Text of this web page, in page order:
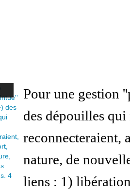
Pour une gestion
des dépouilles qui
reconnecteraient,
nature, de
liens : 1)